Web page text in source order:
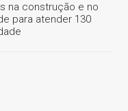
na construção e no
para atender 130